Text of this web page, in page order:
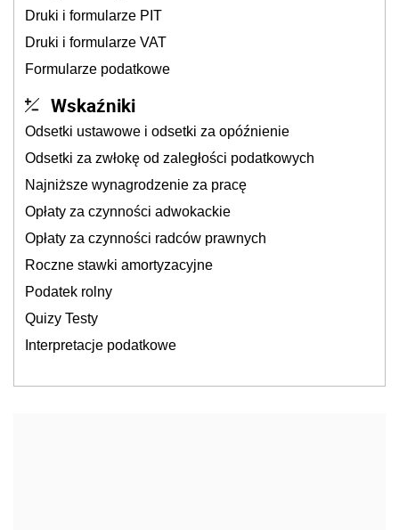
Druki i formularze PIT
Druki i formularze VAT
Formularze podatkowe
Wskaźniki
Odsetki ustawowe i odsetki za opóźnienie
Odsetki za zwłokę od zaległości podatkowych
Najniższe wynagrodzenie za pracę
Opłaty za czynności adwokackie
Opłaty za czynności radców prawnych
Roczne stawki amortyzacyjne
Podatek rolny
Quizy Testy
Interpretacje podatkowe